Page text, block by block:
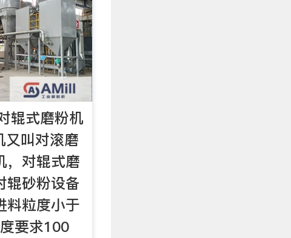
辊式磨粉机
又叫对滚磨
，对辊式磨
辊砂粉设备
料粒度小于
要求100